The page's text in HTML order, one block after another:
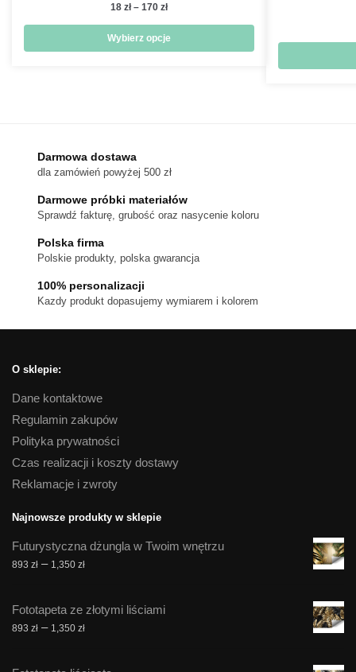
18 zł – 170 złZakres
od
18 zł
Wybierz opcje
można
wybrać
na
produktu
Darmowa dostawa
dla zamówień powyżej 500 zł
Darmowe próbki materiałów
Sprawdź fakturę, grubość oraz nasycenie koloru
Polska firma
Polskie produkty, polska gwarancja
100% personalizacji
Kazdy produkt dopasujemy wymiarem i kolorem
O sklepie:
Dane kontaktowe
Regulamin zakupów
Polityka prywatności
Czas realizacji i koszty dostawy
Reklamacje i zwroty
Najnowsze produkty w sklepie
Futurystyczna dżungla w Twoim wnętrzu
893 zł – 1,350 złZakres
893 zł
do
Fototapeta ze złotymi liściami
893 zł – 1,350 złZakres